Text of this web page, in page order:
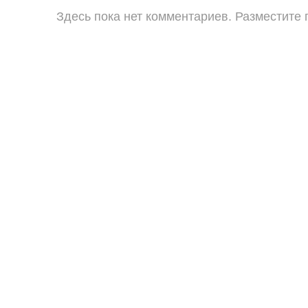
Здесь пока нет комментариев. Разместите